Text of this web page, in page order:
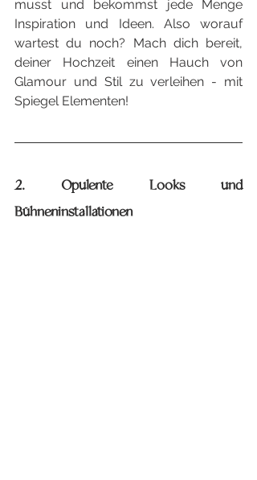
musst und bekommst jede Menge
Inspiration und Ideen. Also worauf
wartest du noch? Mach dich bereit,
deiner Hochzeit einen Hauch von
Glamour und Stil zu verleihen - mit
Spiegel Elementen!
2. Opulente Looks und
Bühneninstallationen